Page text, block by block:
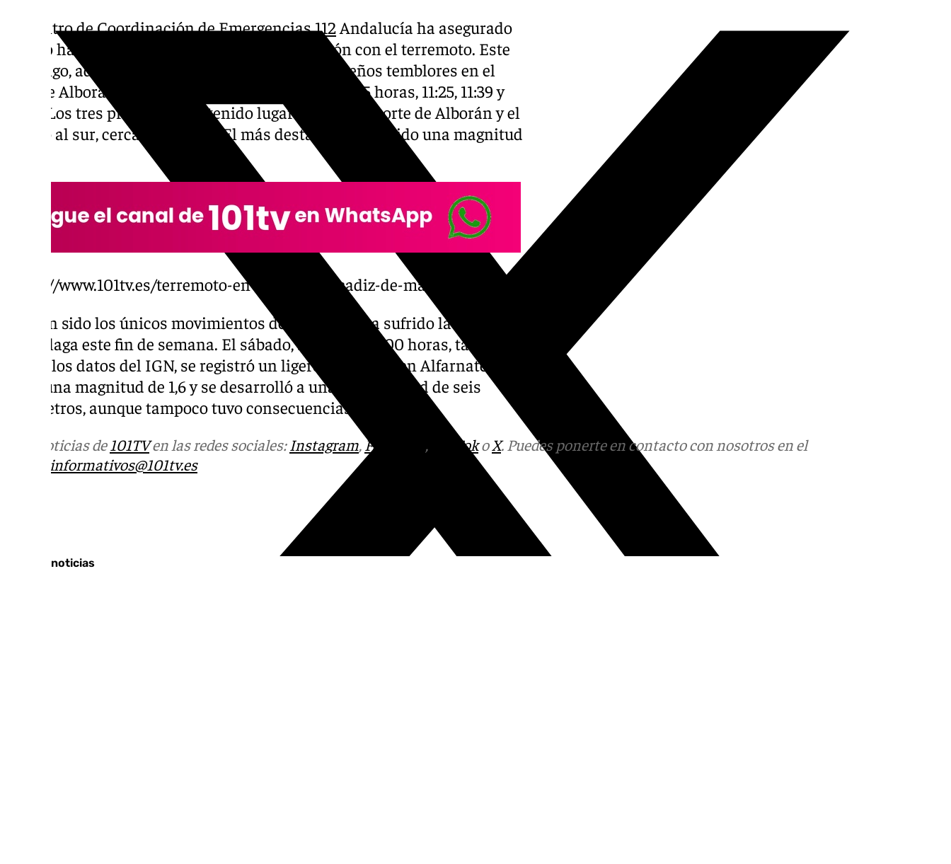
El Centro de Coordinación de Emergencias112 Andalucía ha asegurado
que no ha recibido alertas de vecinos en relación con el terremoto. Este
domingo, además, se han registrado cuatro pequeños temblores en el
mar de Alborán. El IGN los ha registrado a las 10:45 horas, 11:25, 11:39 y
13:01. Los tres primeros han tenido lugar en la zona norte de Alborán y el
cuarto al sur, cerca de Melilla. El más destacado ha tenido una magnitud
https://www.101tv.es/terremoto-en-el-golfo-de-cadiz-de-magnitud-37/
No han sido los únicos movimientos de tierra que ha sufrido la provincia
de Málaga este fin de semana. El sábado, sobre las 10:00 horas, también
según los datos del IGN, se registró un ligero terremoto en Alfarnate.
Tuvo una magnitud de 1,6 y se desarrolló a una profundidad de seis
kilómetros, aunque tampoco tuvo consecuencias.
Más noticias de 101TVen las redes sociales: Instagram, Facebook , Tik TokoX. Puedes ponerte en contacto con nosotros en el
informativos@101tv.es
Últimas noticias